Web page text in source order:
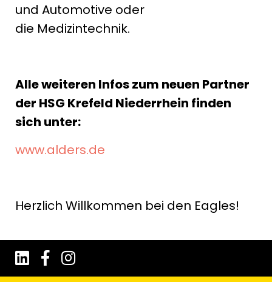
und Automotive oder
die Medizintechnik.
Alle weiteren Infos zum neuen Partner
der HSG Krefeld Niederrhein finden
sich unter:
www.alders.de
Herzlich Willkommen bei den Eagles!